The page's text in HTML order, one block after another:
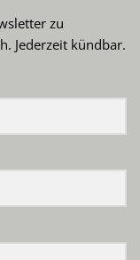
zu
Jederzeit kündbar.